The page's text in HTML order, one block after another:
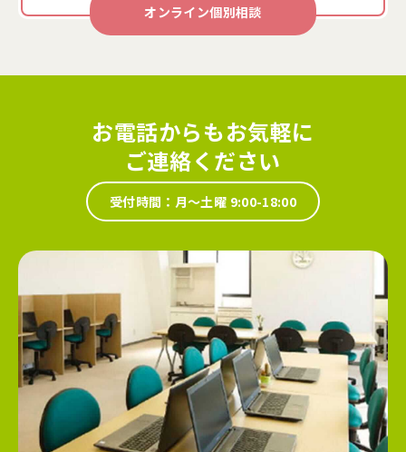
オンライン個別相談
お電話からもお気軽に
ご連絡ください
受付時間：月～土曜 9:00-18:00